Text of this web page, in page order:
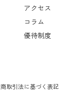
アクセス
コラム
優待制度
取引法に基づく表記